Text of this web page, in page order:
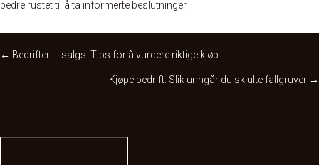
bedre rustet til å ta informerte beslutninger.
Posts
← Bedrifter til salgs: Tips for å vurdere riktige kjøp
Kjøpe bedrift: Slik unngår du skjulte fallgruver →